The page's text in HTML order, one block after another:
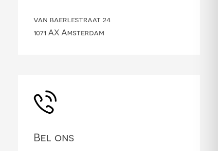
van baerlestraat 24
1071 AX Amsterdam
Bel ons